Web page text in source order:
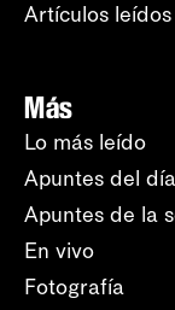
Artículos leídos
Más
Lo más leído
Apuntes del día
Apuntes de la
En vivo
Fotografía